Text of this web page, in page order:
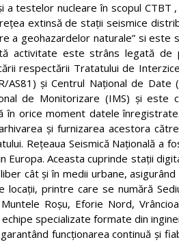
a testelor nucleare în scopul CTBT
extinsă de stații seismice
a geohazardelor naturale” si este
activitate este strâns legată de
respectării Tratatului de
și Centrul Național de Date
de Monitorizare (IMS) și este
orice moment datele
și furnizarea acestora
Rețeaua Seismică Națională a
Europa. Aceasta cuprinde stații
cât și în medii urbane,
printre care se numără
Roșu, Eforie Nord,
specializate formate din
funcționarea continuă și